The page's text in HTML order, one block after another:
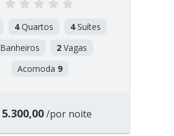
4Quartos 4Suítes
Banheiros 2Vagas
Acomoda 9
5.300,00/por noite